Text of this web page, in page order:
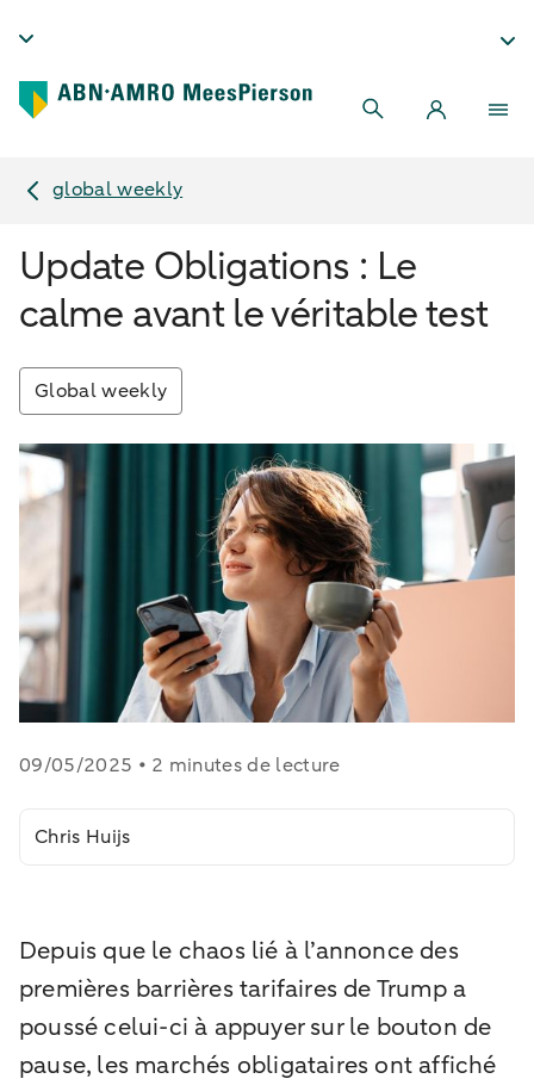
global weekly
Update Obligations : Le
calme avant le véritable test
Global weekly
09/05/2025 • 2 minutes de lecture
Chris Huijs
Depuis que le chaos lié à l’annonce des
premières barrières tarifaires de Trump a
poussé celui-ci à appuyer sur le bouton de
pause, les marchés obligataires ont affiché